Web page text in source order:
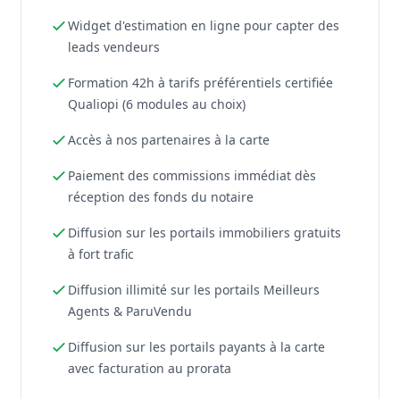
Widget d'estimation en ligne pour capter des
leads vendeurs
Formation 42h à tarifs préférentiels certifiée
Qualiopi (6 modules au choix)
Accès à nos partenaires à la carte
Paiement des commissions immédiat dès
réception des fonds du notaire
Diffusion sur les portails immobiliers gratuits
à fort trafic
Diffusion illimité sur les portails Meilleurs
Agents & ParuVendu
Diffusion sur les portails payants à la carte
avec facturation au prorata